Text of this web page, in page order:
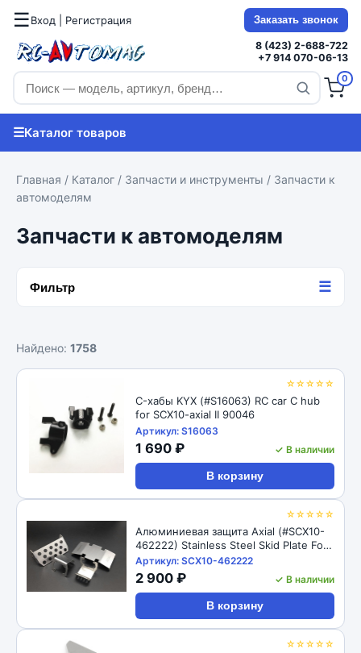
☰Вход | Регистрация Заказать звонок
8 (423) 2-688-722
+7 914 070-06-13
0
☰Каталог товаров
Главная / Каталог / Запчасти и инструменты / Запчасти к
автомоделям
Запчасти к автомоделям
Фильтр ☰
Найдено: 1758
☆☆☆☆☆
C-хабы KYX (#S16063) RC car C hub
for SCX10-axial II 90046
Артикул: S16063
1 690 ₽ ✓ В наличии
В корзину
☆☆☆☆☆
Алюминиевая защита Axial (#SCX10-
462222) Stainless Steel Skid Plate For
For Axial SCX10 II AX90046
Артикул: SCX10-462222
2 900 ₽ ✓ В наличии
В корзину
☆☆☆☆☆